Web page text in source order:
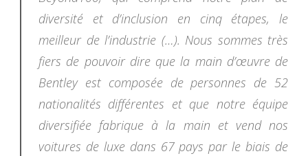
diversité et d’inclusion en cinq étapes, le
meilleur de l’industrie (…). Nous sommes très
fiers de pouvoir dire que la main d’œuvre de
Bentley est composée de personnes de 52
nationalités différentes et que notre équipe
diversifiée fabrique à la main et vend nos
voitures de luxe dans 67 pays par le biais de